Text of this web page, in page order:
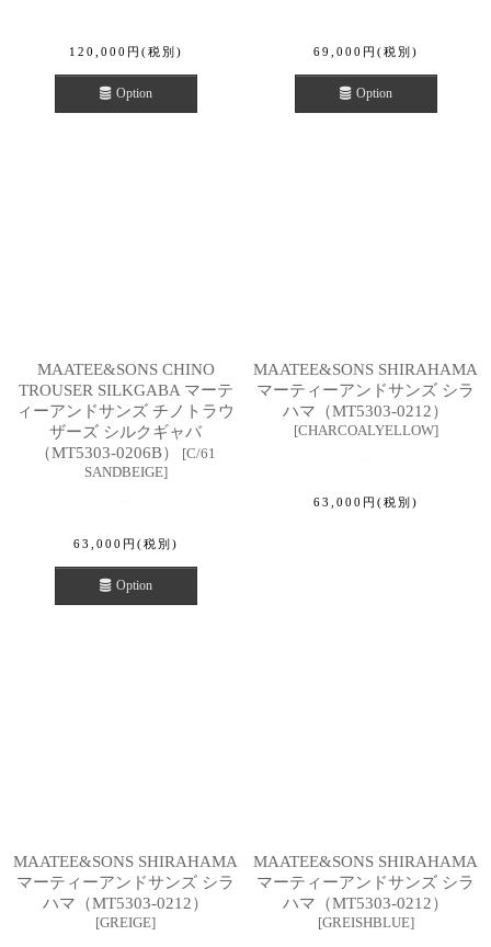
120,000 円 (税別)
Option
69,000 円 (税別)
Option
MAATEE&SONS CHINO
TROUSER SILKGABA マーテ
ィーアンドサンズ チノトラウ
ザーズ シルクギャバ
（MT5303-0206B）
[C/61
SANDBEIGE]
63,000 円 (税別)
Option
MAATEE&SONS SHIRAHAMA
マーティーアンドサンズ シラ
ハマ（MT5303-0212）
[CHARCOALYELLOW]
63,000 円 (税別)
MAATEE&SONS SHIRAHAMA
マーティーアンドサンズ シラ
ハマ（MT5303-0212）
[GREIGE]
MAATEE&SONS SHIRAHAMA
マーティーアンドサンズ シラ
ハマ（MT5303-0212）
[GREISHBLUE]